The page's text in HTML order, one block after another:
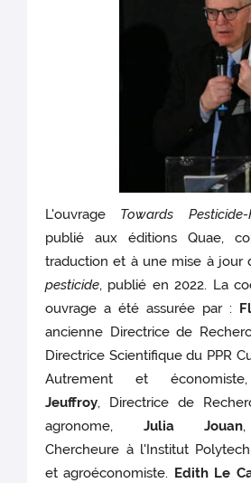
L'ouvrage Towards
publié aux éditions Quae,
traduction et à une mise à jour
pesticide, publié en 2022. La
ouvrage a été assurée par :
ancienne Directrice de
Directrice Scientifique du PPR
Autrement et
Jeuffroy, Directrice de
agronome, Julia Jouan
Chercheure à l'Institut
et agroéconomiste. Edith Le